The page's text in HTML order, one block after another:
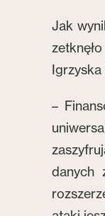
Jak
–
danych